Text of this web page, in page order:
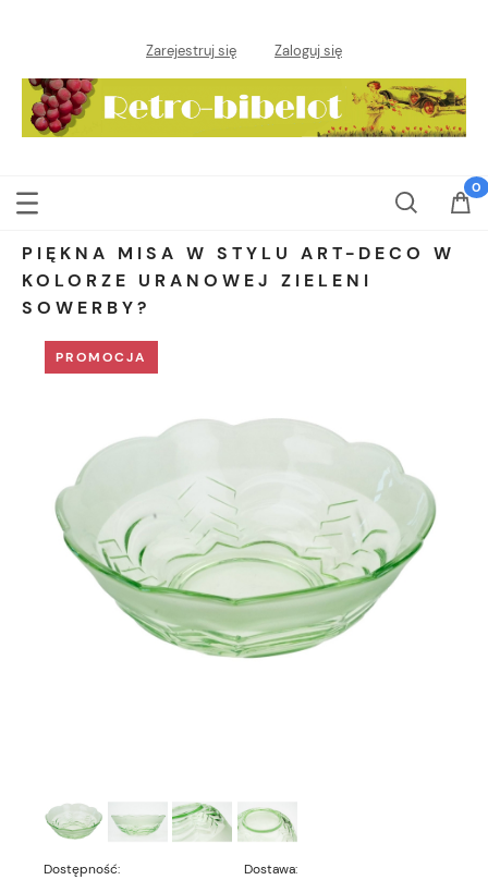
Zarejestruj się Zaloguj się
PIĘKNA MISA W STYLU ART-DECO W
KOLORZE URANOWEJ ZIELENI
SOWERBY?
PROMOCJA
Dostępność:
Dostawa: